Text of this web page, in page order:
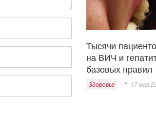
Тысячи
на ВИЧ и
базовых правил
Здоровье 17 мая